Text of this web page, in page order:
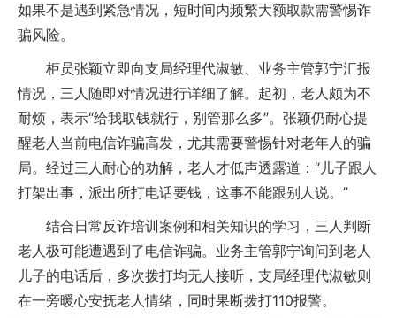
如果不是遇到紧急情况，短时间内频繁大额取款需警惕诈
骗风险。
柜员张颖立即向支局经理代淑敏、业务主管郭宁汇报
情况，三人随即对情况进行详细了解。起初，老人颇为不
耐烦，表示“给我取钱就行，别管那么多”。张颖仍耐心提
醒老人当前电信诈骗高发，尤其需要警惕针对老年人的骗
局。经过三人耐心的劝解，老人才低声透露道：“儿子跟人
打架出事，派出所打电话要钱，这事不能跟别人说。”
结合日常反诈培训案例和相关知识的学习，三人判断
老人极可能遭遇到了电信诈骗。业务主管郭宁询问到老人
儿子的电话后，多次拨打均无人接听，支局经理代淑敏则
在一旁暖心安抚老人情绪，同时果断拨打110报警。